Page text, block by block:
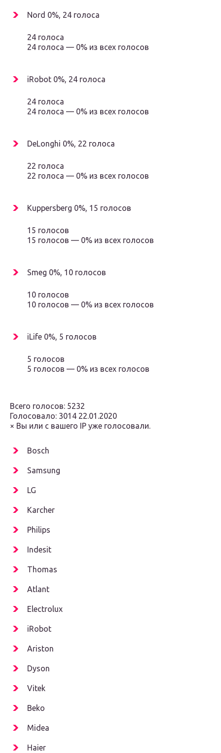
Nord 0%, 24 голоса
24 голоса
24 голоса — 0% из всех голосов
iRobot 0%, 24 голоса
24 голоса
24 голоса — 0% из всех голосов
DeLonghi 0%, 22 голоса
22 голоса
22 голоса — 0% из всех голосов
Kuppersberg 0%, 15 голосов
15 голосов
15 голосов — 0% из всех голосов
Smeg 0%, 10 голосов
10 голосов
10 голосов — 0% из всех голосов
iLife 0%, 5 голосов
5 голосов
5 голосов — 0% из всех голосов
Всего голосов: 5232
Голосовало: 3014 22.01.2020
× Вы или с вашего IP уже голосовали.
Bosch
Samsung
LG
Karcher
Philips
Indesit
Thomas
Atlant
Electrolux
iRobot
Ariston
Dyson
Vitek
Beko
Midea
Haier